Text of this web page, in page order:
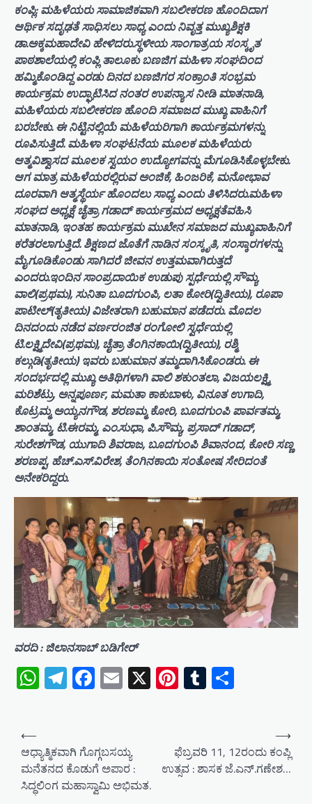
ಕಂಪ್ಲಿ: ಮಹಿಳೆಯರು ಸಾಮಾಜಿಕವಾಗಿ ಸಬಲೀಕರಣ ಹೊಂದಿದಾಗ
ಆರ್ಥಿಕ ಸದೃಢತೆ ಸಾಧಿಸಲು ಸಾಧ್ಯ ಎಂದು ನಿವೃತ್ತ ಮುಖ್ಯಶಿಕ್ಷಕಿ
ಡಾ.ಅಕ್ಕಮಹಾದೇವಿ ಹೇಳಿದರು.ಸ್ಥಳೀಯ ಸಾಂಗಾತ್ರಯ ಸಂಸ್ಕೃತ
ಪಾಠಶಾಲೆಯಲ್ಲಿ ಕಂಪ್ಲಿ ತಾಲೂಕು ಬಣಜಿಗ ಮಹಿಳಾ ಸಂಘದಿಂದ
ಹಮ್ಮಿಕೊಂಡಿದ್ದ ಎರಡು ದಿನದ ಬಣಜಿಗರ ಸಂಕ್ರಾಂತಿ ಸಂಭ್ರಮ
ಕಾರ್ಯಕ್ರಮ ಉದ್ಘಾಟಿಸಿದ ನಂತರ ಉಪನ್ಯಾಸ ನೀಡಿ ಮಾತನಾಡಿ,
ಮಹಿಳೆಯರು ಸಬಲೀಕರಣ ಹೊಂದಿ ಸಮಾಜದ ಮುಖ್ಯ ವಾಹಿನಿಗೆ
ಬರಬೇಕು. ಈ ನಿಟ್ಟಿನಲ್ಲಿಯೆ ಮಹಿಳೆಯರಿಗಾಗಿ ಕಾರ್ಯಕ್ರಮಗಳನ್ನು
ರೂಪಿಸುತ್ತಿದೆ. ಮಹಿಳಾ ಸಂಘಟನೆಯ ಮೂಲಕ ಮಹಿಳೆಯರು
ಆತ್ಮವಿಶ್ವಾಸದ ಮೂಲಕ ಸ್ವಯಂ ಉದ್ಯೋಗವನ್ನು ಮೆಗೂಡಿಸಿಕೊಳ್ಳಬೇಕು.
ಆಗ ಮಾತ್ರ ಮಹಿಳೆಯರಲ್ಲಿರುವ ಅಂಜಿಕೆ, ಹಿಂಜರಿಕೆ, ಮನೋಭಾವ
ದೂರವಾಗಿ ಆತ್ಮಸ್ಥೆರ್ಯ ಹೊಂದಲು ಸಾಧ್ಯ ಎಂದು ತಿಳಿಸಿದರು.ಮಹಿಳಾ
ಸಂಘದ ಅಧ್ಯಕ್ಷೆ ಚೈತ್ರಾ ಗಡಾದ್ ಕಾರ್ಯಕ್ರಮದ ಅಧ್ಯಕ್ಷತೆವಹಿಸಿ
ಮಾತನಾಡಿ, ಇಂತಹ ಕಾರ್ಯಕ್ರಮ ಮುಖೇನ ಸಮಾಜದ ಮುಖ್ಯವಾಹಿನಿಗೆ
ಕರೆತರಲಾಗುತ್ತಿದೆ. ಶಿಕ್ಷಣದ ಜೊತೆಗೆ ನಾಡಿನ ಸಂಸ್ಕೃತಿ, ಸಂಸ್ಕಾರಗಳನ್ನು
ಮೈಗೂಡಿಕೊಂಡು ಸಾಗಿದರೆ ಜೀವನ ಉತ್ತಮವಾಗಿರುತ್ತದೆ
ಎಂದರು.ಇಂದಿನ ಸಾಂಪ್ರದಾಯಿಕ ಉಡುಪು ಸ್ಪರ್ಧೆಯಲ್ಲಿ ಸೌಮ್ಯ
ವಾಲಿ(ಪ್ರಥಮ), ಸುನಿತಾ ಬೂದಗುಂಪಿ, ಲತಾ ಕೋರಿ(ದ್ವಿತೀಯ), ರೂಪಾ
ಪಾಟೀಲ್(ತೃತೀಯ) ವಿಜೇತರಾಗಿ ಬಹುಮಾನ ಪಡೆದರು. ಮೊದಲ
ದಿನದಂದು ನಡೆದ ವರ್ಣರಂಜಿತ ರಂಗೋಲಿ ಸ್ವರ್ಧೆಯಲ್ಲಿ
ಟಿ.ಲಕ್ಷ್ಮಿದೇವಿ(ಪ್ರಥಮ), ಚೈತ್ರಾ ತೆಂಗಿನಕಾಯಿ(ದ್ವಿತೀಯ), ರಶ್ಮಿ
ಕಲ್ಗುಡಿ(ತೃತೀಯ) ಇವರು ಬಹುಮಾನ ತಮ್ಮದಾಗಿಸಿಕೊಂಡರು. ಈ
ಸಂದರ್ಭದಲ್ಲಿ ಮುಖ್ಯ ಅತಿಥಿಗಳಾಗಿ ವಾಲಿ ಶಕುಂತಲಾ, ವಿಜಯಲಕ್ಷ್ಮಿ
ಮರಿಶೆಟ್ರು, ಅನ್ನಪೂರ್ಣ, ಮಮತಾ ಕಾಕುಬಾಳು, ವಿನೂತ ಉಗಾದಿ,
ಕೊಟ್ರಮ್ಮ ಅಯ್ಯನಗೌಡ, ಶರಣಮ್ಮ ಕೋರಿ, ಬೂದಗುಂಪಿ ಪಾರ್ವತಮ್ಮ,
ಶಾಂತಮ್ಮ, ಟಿ.ಈರಮ್ಮ, ಎಂ.ಸುಧಾ, ಪಿ.ಸೌಮ್ಯ, ಪ್ರಸಾದ್ ಗಡಾದ್,
ಸುರೇಶಗೌಡ, ಯುಗಾದಿ ಶಿವರಾಜ, ಬೂದಗುಂಪಿ ಶಿವಾನಂದ, ಕೋರಿ ಸಣ್ಣ
ಶರಣಪ್ಪ, ಹೆಚ್.ಎಸ್.ವಿರೇಶ, ತೆಂಗಿನಕಾಯಿ ಸಂತೋಷ ಸೇರಿದಂತೆ
ಅನೇಕರಿದ್ದರು.
ವರದಿ : ಜಿಲಾನಸಾಬ್ ಬಡಿಗೇರ್
WhatsApp
Telegram
Facebook
Email
X Pinterest
Tumblr
⟵
ಆಧ್ಯಾತ್ಮಿಕವಾಗಿ ಗೊಗ್ಗಬಸಯ್ಯ
ಮನೆತನದ ಕೊಡುಗೆ ಅಪಾರ :
ಸಿದ್ಧಲಿಂಗ ಮಹಾಸ್ವಾಮಿ ಅಭಿಮತ.
ಫೆಬ್ರವರಿ 11, 12ರಂದು ಕಂಪ್ಲಿ
ಉತ್ಸವ : ಶಾಸಕ ಜೆ.ಎನ್.ಗಣೇಶ…
⟶